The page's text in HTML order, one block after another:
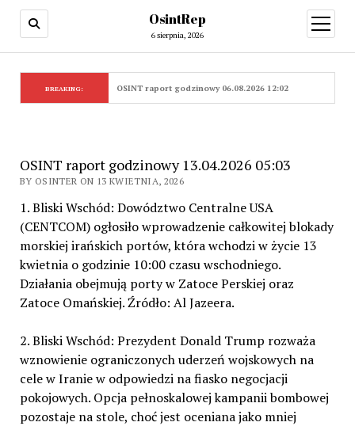
OsintRep
6 sierpnia, 2026
open
menu
BREAKING: OSINT raport godzinowy 06.08.2026 12:02
OSINT raport godzinowy 13.04.2026 05:03
BY OSINTER ON 13 KWIETNIA, 2026
1. Bliski Wschód: Dowództwo Centralne USA
(CENTCOM) ogłosiło wprowadzenie całkowitej blokady
morskiej irańskich portów, która wchodzi w życie 13
kwietnia o godzinie 10:00 czasu wschodniego.
Działania obejmują porty w Zatoce Perskiej oraz
Zatoce Omańskiej. Źródło: Al Jazeera.
2. Bliski Wschód: Prezydent Donald Trump rozważa
wznowienie ograniczonych uderzeń wojskowych na
cele w Iranie w odpowiedzi na fiasko negocjacji
pokojowych. Opcja pełnoskalowej kampanii bombowej
pozostaje na stole, choć jest oceniana jako mniej